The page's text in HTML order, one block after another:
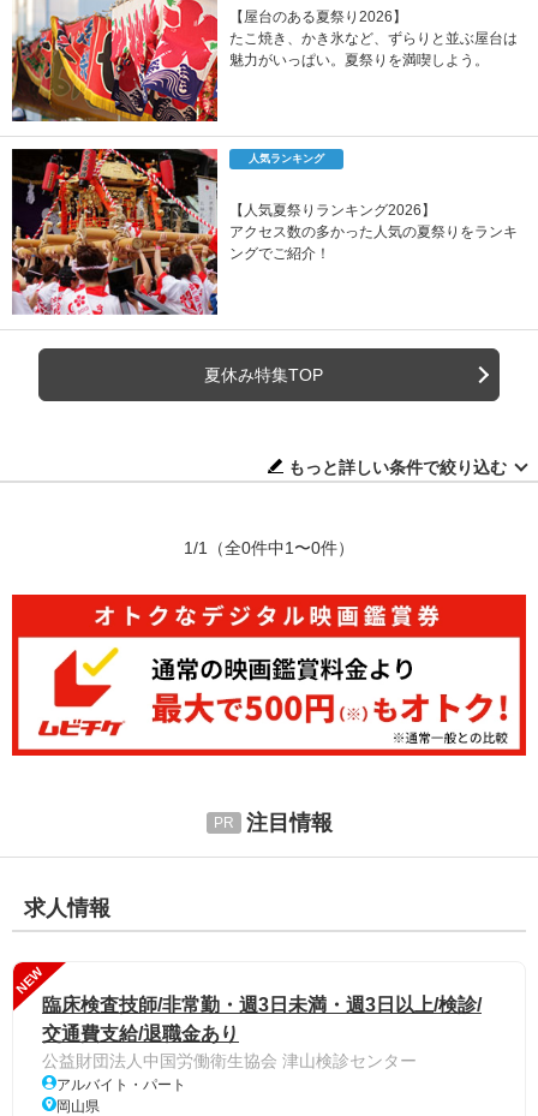
【屋台のある夏祭り2026】
たこ焼き、かき氷など、ずらりと並ぶ屋台は
魅力がいっぱい。夏祭りを満喫しよう。
人気ランキング
【人気夏祭りランキング2026】
アクセス数の多かった人気の夏祭りをランキ
ングでご紹介！
夏休み特集TOP
もっと詳しい条件で絞り込む
1/1 （全0件中1〜0件）
注目情報
求人情報
NEW
臨床検査技師/非常勤・週3日未満・週3日以上/検診/
交通費支給/退職金あり
公益財団法人中国労働衛生協会 津山検診センター
アルバイト・パート
岡山県